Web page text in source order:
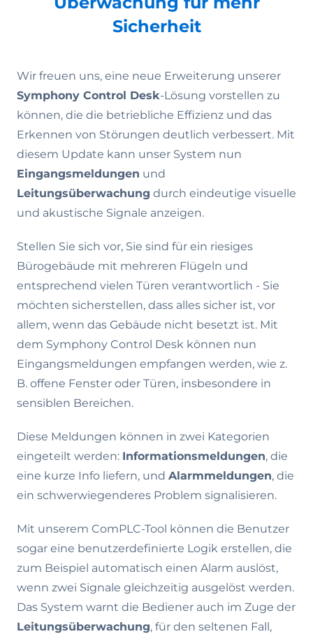
Sicherheit
Wir freuen uns, eine neue Erweiterung unserer
Symphony Control Desk-Lösung vorstellen zu
können, die die betriebliche Effizienz und das
Erkennen von Störungen deutlich verbessert. Mit
diesem Update kann unser System nun
Eingangsmeldungen und
Leitungsüberwachung durch eindeutige visuelle
und akustische Signale anzeigen.
Stellen Sie sich vor, Sie sind für ein riesiges
Bürogebäude mit mehreren Flügeln und
entsprechend vielen Türen verantwortlich - Sie
möchten sicherstellen, dass alles sicher ist, vor
allem, wenn das Gebäude nicht besetzt ist. Mit
dem Symphony Control Desk können nun
Eingangsmeldungen empfangen werden, wie z.
B. offene Fenster oder Türen, insbesondere in
sensiblen Bereichen.
Diese Meldungen können in zwei Kategorien
eingeteilt werden: Informationsmeldungen, die
eine kurze Info liefern, und Alarmmeldungen, die
ein schwerwiegenderes Problem signalisieren.
Mit unserem ComPLC-Tool können die Benutzer
sogar eine benutzerdefinierte Logik erstellen, die
zum Beispiel automatisch einen Alarm auslöst,
wenn zwei Signale gleichzeitig ausgelöst werden.
Das System warnt die Bediener auch im Zuge der
Leitungsüberwachung, für den seltenen Fall,